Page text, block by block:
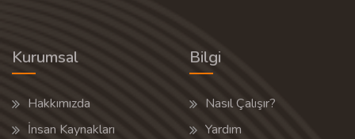
Kurumsal
Hakkımızda
İnsan Kaynakları
Bilgi
Nasıl Çalışır?
Yardım